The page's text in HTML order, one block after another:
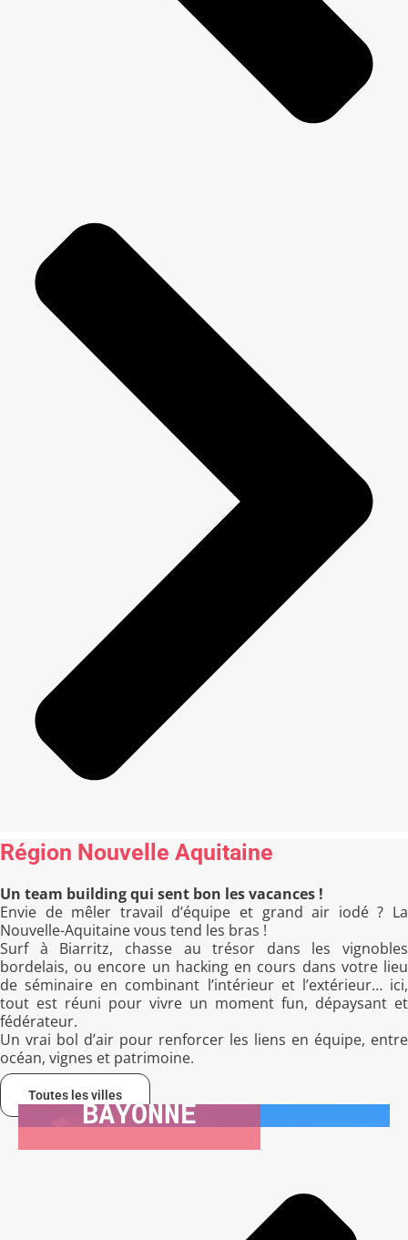
Région Nouvelle Aquitaine
Un team building qui sent bon les vacances !
Envie de mêler travail d’équipe et grand air iodé ? La
Nouvelle-Aquitaine vous tend les bras !
Surf à Biarritz, chasse au trésor dans les vignobles
bordelais, ou encore un hacking en cours dans votre lieu
de séminaire en combinant l’intérieur et l’extérieur… ici,
tout est réuni pour vivre un moment fun, dépaysant et
fédérateur.
Un vrai bol d’air pour renforcer les liens en équipe, entre
océan, vignes et patrimoine.
Toutes les villesBAYONNE